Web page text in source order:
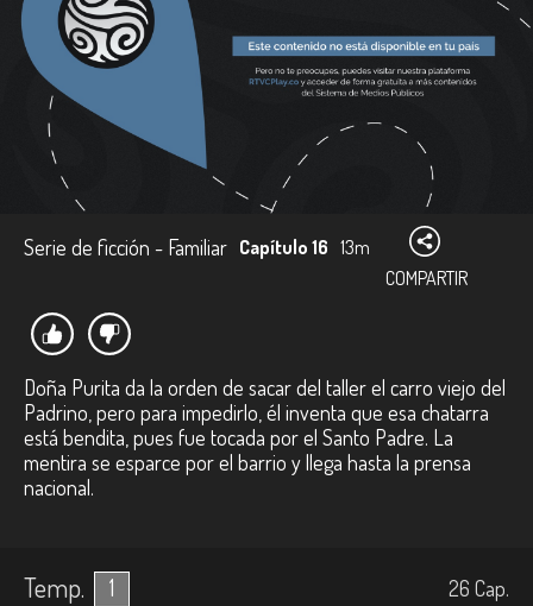
Serie de ficción - Familiar Capítulo 16 13m
COMPARTIR
Doña Purita da la orden de sacar del taller el carro viejo del
Padrino, pero para impedirlo, él inventa que esa chatarra
está bendita, pues fue tocada por el Santo Padre. La
mentira se esparce por el barrio y llega hasta la prensa
nacional.
Temp. 1 26 Cap.